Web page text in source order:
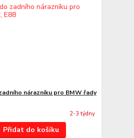
nárazníku pro BMW řady
2-3 týdny
Přidat do košíku